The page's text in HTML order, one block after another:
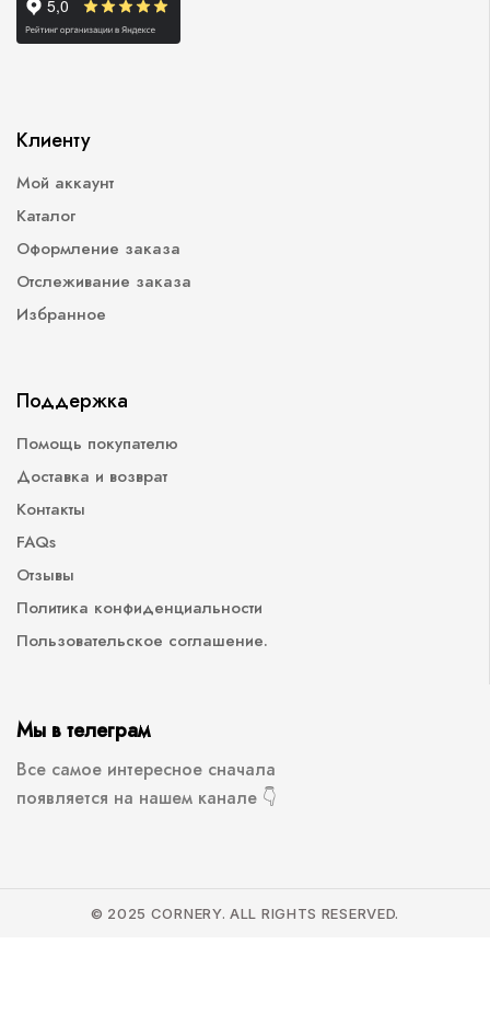
Клиенту
Мой аккаунт
Каталог
Оформление заказа
Отслеживание заказа
Избранное
Поддержка
Помощь покупателю
Доставка и возврат
Контакты
FAQs
Отзывы
Политика конфиденциальности
Пользовательское соглашение.
Мы в телеграм
Все самое интересное сначала
появляется на нашем канале 👇
© 2025 CORNERY. ALL RIGHTS RESERVED.